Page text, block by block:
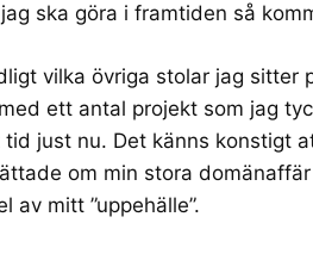
ska göra i framtiden så
vilka övriga stolar jag
ett antal projekt som jag
just nu. Det känns konstigt
om min stora
av mitt ”uppehälle”.